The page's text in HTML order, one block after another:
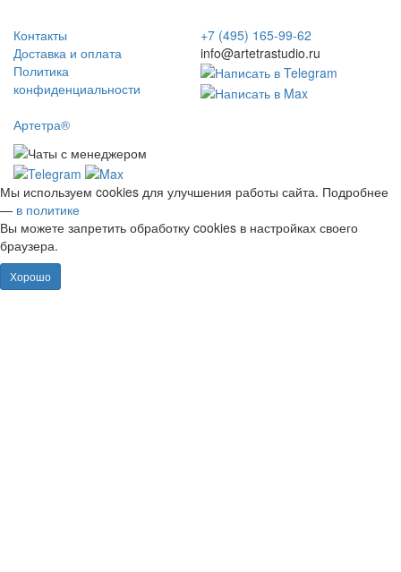
Контакты
Доставка и оплата
Политика
конфиденциальности
Артетра®
+7 (495) 165-99-62
info@artetrastudio.ru
Мы используем cookies для улучшения работы сайта. Подробнее
— в политике
Вы можете запретить обработку cookies в настройках своего
браузера.
Хорошо